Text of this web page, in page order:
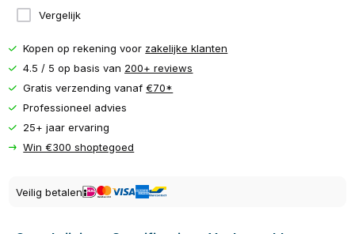
Vergelijk
Kopen op rekening voor zakelijke klanten
4.5 / 5 op basis van 200+ reviews
Gratis verzending vanaf€70*
Professioneel advies
25+ jaar ervaring
Win €300 shoptegoed
Veilig betalen